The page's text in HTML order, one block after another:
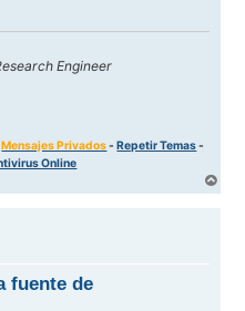
Engineer
Mensajes Privados-Repetir Temas-
Online
r
fuente de